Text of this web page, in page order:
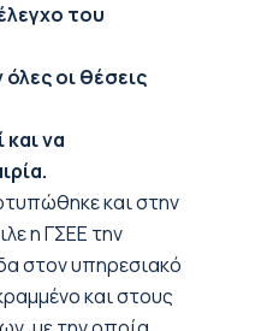
του
οι θέσεις
να
και στην
η ΓΣΕΕ την
στον υπηρεσιακό
και στους